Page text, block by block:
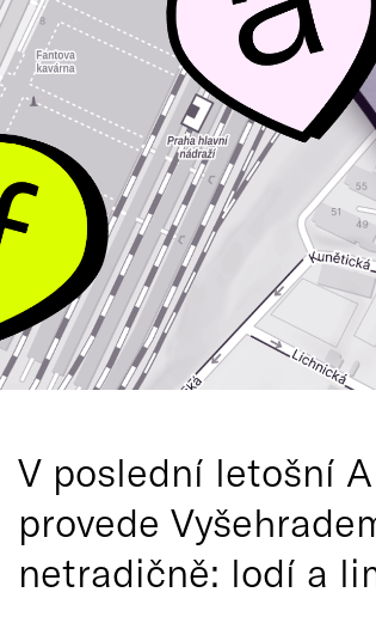
V poslední letošní
provede
netradičně: lodí a